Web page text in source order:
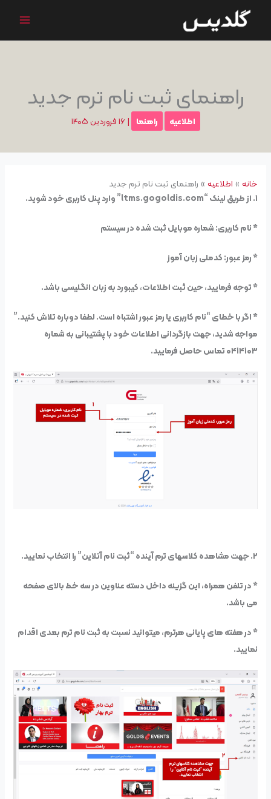
محتوا
راهنمای ثبت نام ترم جدید
اطلاعیه راهنما |۱۶ فروردین ۱۴۰۵
خانه اطلاعیه
راهنمای ثبت نام ترم جدید
۱. از طریق لینک “ltms.gogoldis.com” وارد پنل کاربری خود شوید.
* نام کاربری: شماره موبایل ثبت شده در سیستم
* رمز عبور: کدملی زبان آموز
* توجه فرمایید، حین ثبت اطلاعات، کیبورد به زبان انگلیسی باشد.
* اگر با خطای “نام کاربری یا رمز عبور اشتباه است. لطفا دوباره تلاش کنید.”
مواجه شدید، جهت بازگردانی اطلاعات خود با پشتیبانی به شماره
۰۴۱۴۱۰۳ تماس حاصل فرمایید.
۲. جهت مشاهده کلاسهای ترم آینده “ثبت نام آنلاین” را انتخاب نمایید.
* در تلفن همراه، این گزینه داخل دسته عناوین در سه خط بالای صفحه
می باشد.
* در هفته های پایانی هرترم، میتوانید نسبت به ثبت نام ترم بعدی اقدام
نمایید.